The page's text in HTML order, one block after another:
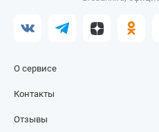
О сервисе
Контакты
Отзывы